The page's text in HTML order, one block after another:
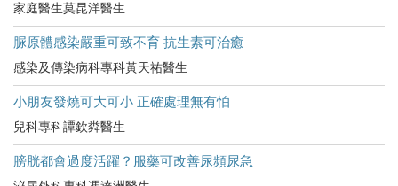
家庭醫生莫昆洋醫生
脲原體感染嚴重可致不育 抗生素可治癒
感染及傳染病科專科黃天祐醫生
小朋友發燒可大可小 正確處理無有怕
兒科專科譚欽粦醫生
膀胱都會過度活躍？服藥可改善尿頻尿急